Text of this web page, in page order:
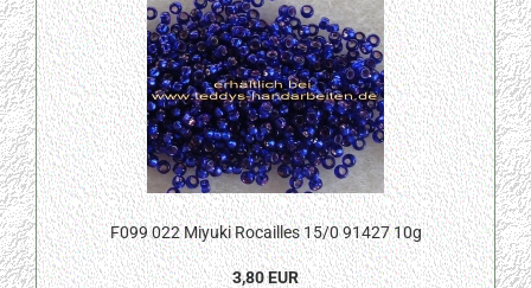
F099 022 Miyuki Rocailles 15/0 91427 10g
3,80 EUR